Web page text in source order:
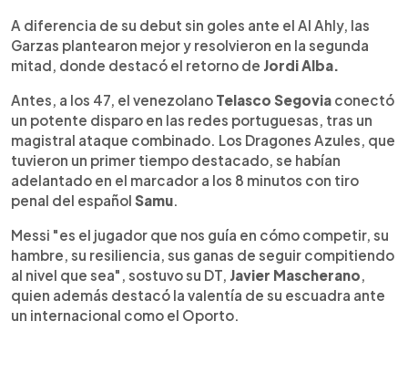
A diferencia de su debut sin goles ante el Al Ahly, las
Garzas plantearon mejor y resolvieron en la segunda
mitad, donde destacó el retorno de Jordi Alba.
Antes, a los 47, el venezolano Telasco Segovia conectó
un potente disparo en las redes portuguesas, tras un
magistral ataque combinado. Los Dragones Azules, que
tuvieron un primer tiempo destacado, se habían
adelantado en el marcador a los 8 minutos con tiro
penal del español Samu
Messi "es el jugador que nos guía en cómo competir, su
hambre, su resiliencia, sus ganas de seguir compitiendo
al nivel que sea", sostuvo su DT, Javier Mascherano
quien además destacó la valentía de su escuadra ante
un internacional como el Oporto.